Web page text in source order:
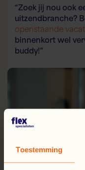
Toestemming
“Zoek jij nou ook
uitzendbranche?
openstaande
binnenkort wel
buddy!”